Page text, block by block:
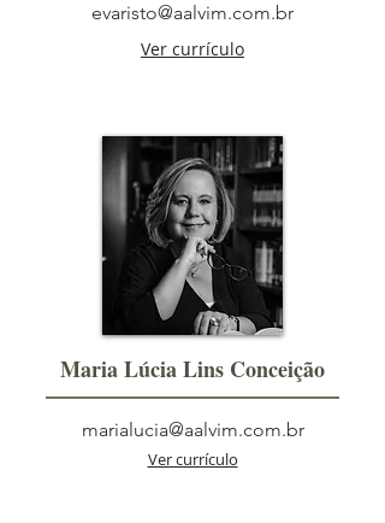
evaristo@aalvim.com.br
Ver currículo
Maria Lúcia Lins Conceição
marialucia@aalvim.com.br
Ver currículo